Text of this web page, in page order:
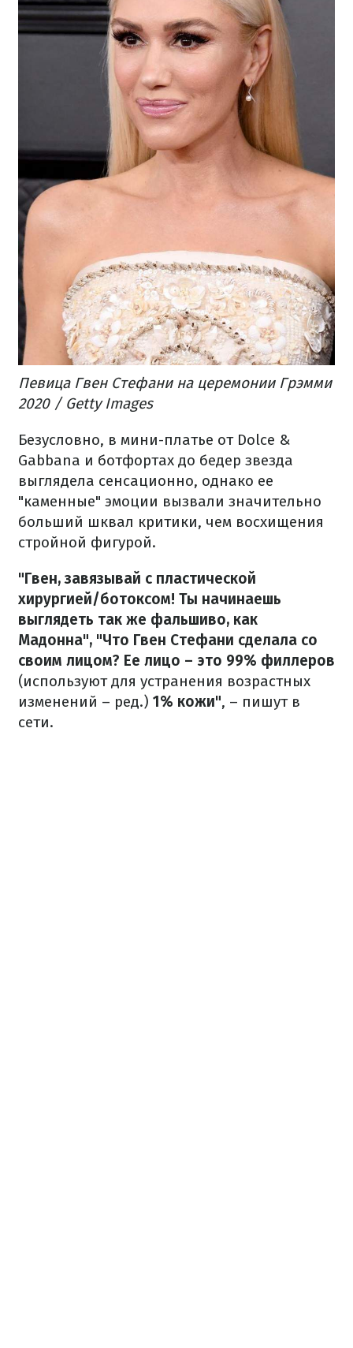
Певица Гвен Стефани на церемонии Грэмми
2020 / Getty Images
Безусловно, в мини-платье от Dolce &
Gabbana и ботфортах до бедер звезда
выглядела сенсационно, однако ее
"каменные" эмоции вызвали значительно
больший шквал критики, чем восхищения
стройной фигурой.
"Гвен, завязывай с пластической
хирургией/ботоксом! Ты начинаешь
выглядеть так же фальшиво, как
Мадонна", "Что Гвен Стефани сделала со
своим лицом? Ее лицо – это 99% филлеров
(используют для устранения возрастных
изменений – ред.) 1% кожи", – пишут в
сети.